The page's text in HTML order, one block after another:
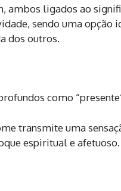
ligados ao
sendo uma opção
dos outros.
como
transmite uma
espiritual e afetuoso.